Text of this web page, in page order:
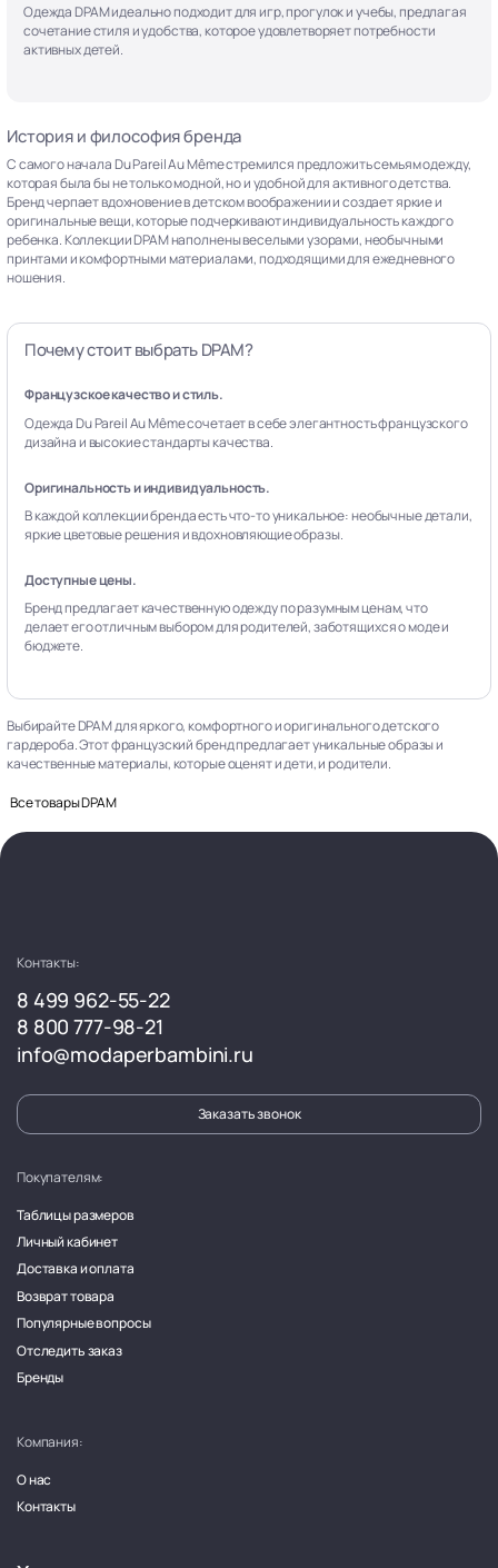
Одежда DPAM идеально подходит для игр, прогулок и учебы, предлагая
сочетание стиля и удобства, которое удовлетворяет потребности
активных детей.
История и философия бренда
С самого начала Du Pareil Au Même стремился предложить семьям одежду,
которая была бы не только модной, но и удобной для активного детства.
Бренд черпает вдохновение в детском воображении и создает яркие и
оригинальные вещи, которые подчеркивают индивидуальность каждого
ребенка. Коллекции DPAM наполнены веселыми узорами, необычными
принтами и комфортными материалами, подходящими для ежедневного
ношения.
Почему стоит выбрать DPAM?
Французское качество и стиль.
Одежда Du Pareil Au Même сочетает в себе элегантность французского
дизайна и высокие стандарты качества.
Оригинальность и индивидуальность.
В каждой коллекции бренда есть что-то уникальное: необычные детали,
яркие цветовые решения и вдохновляющие образы.
Доступные цены.
Бренд предлагает качественную одежду по разумным ценам, что
делает его отличным выбором для родителей, заботящихся о моде и
бюджете.
Выбирайте DPAM для яркого, комфортного и оригинального детского
гардероба. Этот французский бренд предлагает уникальные образы и
качественные материалы, которые оценят и дети, и родители.
Все товары DPAM
Контакты:
8 499 962-55-22
8 800 777-98-21
info@modaperbambini.ru
Заказать звонок
Покупателям:
Таблицы размеров
Личный кабинет
Доставка и оплата
Возврат товара
Популярные вопросы
Отследить заказ
Бренды
Компания:
О нас
Контакты